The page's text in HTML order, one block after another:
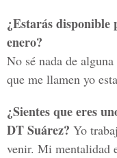
¿Estarás disponible
enero?
No sé nada de
que me llamen yo
¿Sientes que eres
DT Suárez? Yo
venir. Mi mentalidad